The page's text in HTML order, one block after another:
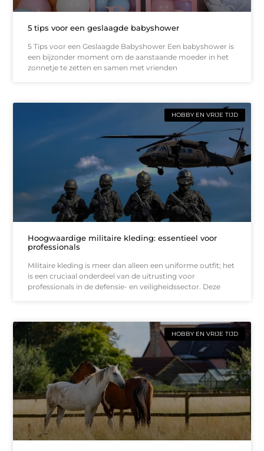
5 tips voor een geslaagde babyshower
5 Tips voor een Geslaagde Babyshower Een babyshower is
een bijzonder moment om de aanstaande moeder in het
zonnetje te zetten en samen met vrienden
HOBBY EN VRIJE TIJD
Hoogwaardige militaire kleding: essentieel voor
professionals
Militaire kleding is meer dan alleen een uniforme outfit; het
is een cruciaal onderdeel van de uitrusting voor
professionals in de defensie- en veiligheidssector. Deze
HOBBY EN VRIJE TIJD